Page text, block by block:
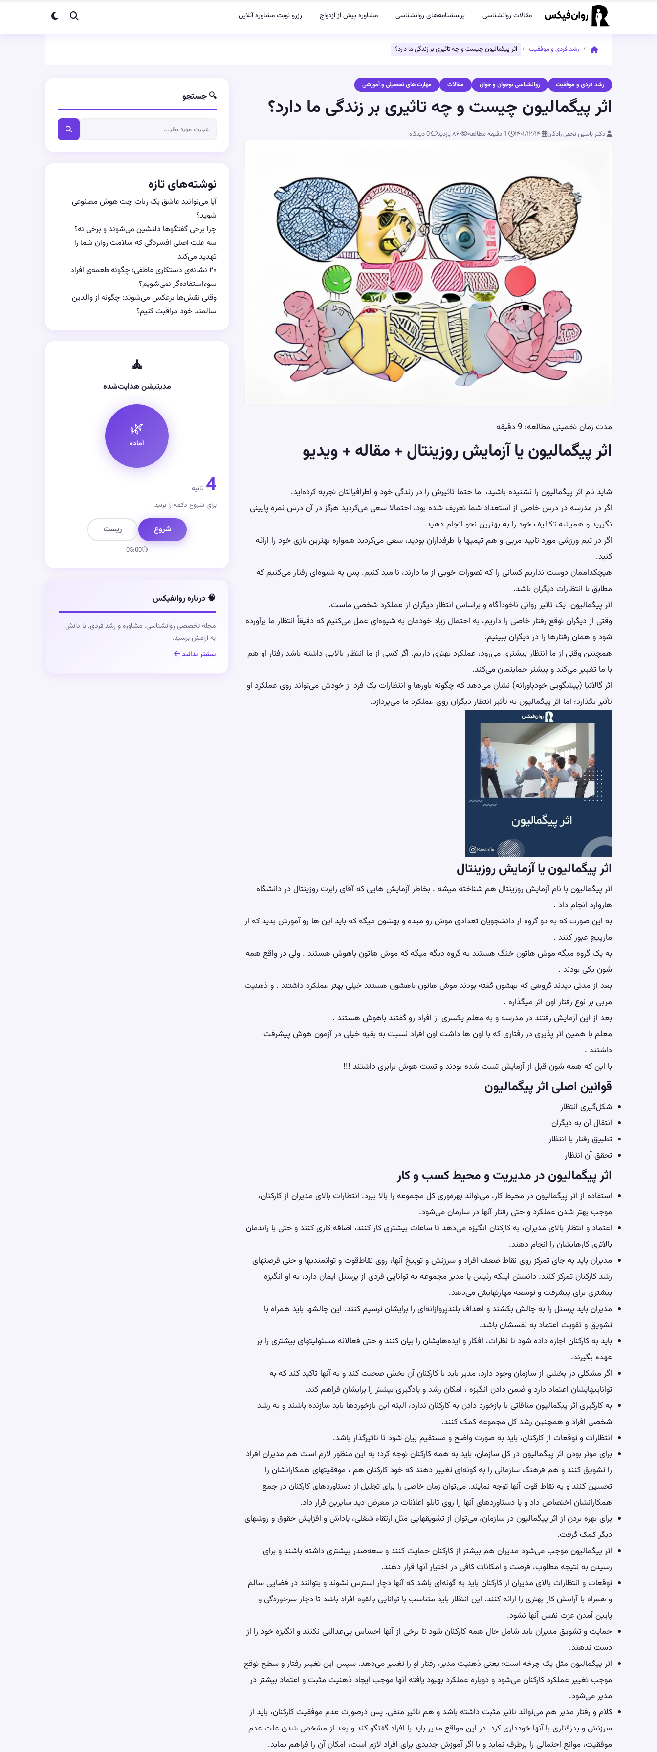
مقالات روانشناسی پرسشنامه‌های روانشناسی مشاوره پیش از ازدواج رزرو نوبت مشاوره آنلاین
› رشد فردی و موفقیت › اثر پیگمالیون چیست و چه تاثیری بر زندگی ما دارد؟
رشد فردی و موفقیت روانشناسی نوجوان و جوان مقالات مهارت های تحصیلی و آموزشی
اثر پیگمالیون چیست و چه تاثیری بر زندگی ما دارد؟
دکتر یاسین نجفی زادگان ۸۶بازدید
مدت زمان تخمینی مطالعه: 9دقیقه
اثر پیگمالیون یا آزمایش روزینتال + مقاله + ویدیو
شاید نام اثر پیگمالیون را نشنیده باشید، اما حتما تاثیرش را در زندگی خود و اطرافیانتان تجربه کرده‌اید.
اگر در مدرسه در درس خاصی از استعداد شما تعریف شده بود، احتمالا سعی می‌کردید هرگز در آن درس نمره پایینی
نگیرید و همیشه تکالیف خود را به بهترین نحو انجام دهید.
اگر در تیم ورزشی مورد تایید مربی و هم تیمیها یا طرفداران بودید، سعی می‌کردید همواره بهترین بازی خود را ارائه
کنید.
هیچکداممان دوست نداریم کسانی را که تصورات خوبی از ما دارند، ناامید کنیم. پس به شیوه‌ای رفتار می‌کنیم که
مطابق با انتظارات دیگران باشد.
اثر پیگمالیون، یک تاثیر روانی ناخودآگاه و براساس انتظار دیگران از عملکرد شخصی ماست.
وقتی از دیگران توقع رفتار خاصی را داریم، به احتمال زیاد خودمان به شیوه‌ای عمل می‌کنیم که دقیقاً انتظار ما برآورده
شود و همان رفتارها را در دیگران ببینیم.
همچنین وقتی از ما انتظار بیشتری می‌رود، عملکرد بهتری داریم. اگر کسی از ما انتظار بالایی داشته باشد رفتار او هم
با ما تغییر می‌کند و بیشتر حمایتمان می‌کند.
اثر گالاتیا (پیشگویی خودباورانه) نشان می‌دهد که چگونه باورها و انتظارات یک فرد از خودش می‌تواند روی عملکرد او
تأثیر بگذارد؛ اما اثر پیگمالیون به تأثیر انتظار دیگران روی عملکرد ما می‌پردازد.
اثر پیگمالیون یا آزمایش روزینتال
اثر پیگمالیون با نام آزمایش روزینتال هم شناخته میشه . بخاطر آزمایش هایی که آقای رابرت روزینتال در دانشگاه
هاروارد انجام داد .
به این صورت که به دو گروه از دانشجویان تعدادی موش رو میده و بهشون میگه که باید این ها رو آموزش بدید که از
مارپیچ عبور کنند .
به یک گروه میگه موش هاتون خنگ هستند به گروه دیگه میگه که موش هاتون باهوش هستند . ولی در واقع همه
شون یکی بودند .
بعد از مدتی دیدند گروهی که بهشون گفته بودند موش هاتون باهشون هستند خیلی بهتر عملکرد داشتند . و ذهنیت
مربی بر نوع رفتار اون اثر میگذاره .
بعد از این آزمایش رفتند در مدرسه و به معلم یکسری از افراد رو گفتند باهوش هستند .
معلم با همین اثر پذیری در رفتاری که با اون ها داشت اون افراد نسبت به بقیه خیلی در آزمون هوش پیشرفت
داشتند .
با این که همه شون قبل از آزمایش تست شده بودند و تست هوش برابری داشتند !!!
قوانین اصلی اثر پیگمالیون
شکل‌گیری انتظار
انتقال آن به دیگران
تطبیق رفتار با انتظار
تحقق آن انتظار
اثر پیگمالیون در مدیریت و محیط کسب و کار
استفاده از اثر پیگمالیون در محیط کار، می‌تواند بهره‌وری کل مجموعه را بالا ببرد. انتظارات بالای مدیران از کارکنان،
موجب بهتر شدن عملکرد و حتی رفتار آنها در سازمان می‌شود.
اعتماد و انتظار بالای مدیران، به کارکنان انگیزهمی‌دهد تا ساعات بیشتری کار کنند، اضافه کاری کنند و حتی با راندمان
بالاتری کارهایشان را انجام دهند.
مدیران باید به جای تمرکز روی نقاط ضعف افراد و سرزنش و توبیخ آنها، روی نقاط‌قوت و توانمندیها و حتی فرصتهای
رشد کارکنان تمرکز کنند. دانستن اینکه رئیس یا مدیر مجموعه به توانایی فردی از پرسنل ایمان دارد، به او انگیزه
بیشتری برای پیشرفت و توسعه مهارتهایش می‌دهد.
مدیران باید پرسنل را به چالش بکشند و اهداف بلندپروازانه‌ای را برایشان ترسیم کنند. این چالشها باید همراه با
تشویق و تقویت اعتماد به نفسشان باشد.
باید به کارکنان اجازه داده شود تا نظرات، افکار و ایده‌هایشان را بیان کنند و حتی فعالانه مسئولیتهای بیشتری را بر
عهده بگیرند.
اگر مشکلی در بخشی از سازمان وجود دارد، مدیر باید با کارکنان آن بخش صحبت کند و به آنها تاکید کند که به
تواناییهایشان اعتماد دارد و ضمن دادن انگیزه ، امکان رشد و یادگیری بیشتر را برایشان فراهم کند.
به کارگیری اثر پیگمالیون منافاتی با بازخورد دادن به کارکنان ندارد، البته این بازخوردها باید سازنده باشند و به رشد
شخصی افراد و همچنین رشد کل مجموعه کمک کنند.
انتظارات و توقعات از کارکنان، باید به صورت واضح و مستقیم بیان شود تا تاثیرگذار باشد.
برای موثر بودن اثر پیگمالیون در کل سازمان، باید به همه کارکنان توجه کرد؛ به این منظور لازم است هم مدیران افراد
را تشویق کنند و هم فرهنگ سازمانی را به گونه‌ای تغییر دهند که خود کارکنان هم ، موفقیتهای همکارانشان را
تحسین کنند و به نقاط قوت آنها توجه نمایند. می‌توان زمان خاصی را برای تجلیل از دستاوردهای کارکنان در جمع
همکارانشان اختصاص داد و یا دستاوردهای آنها را روی تابلو اعلانات در معرض دید سایرین قرار داد.
برای بهره بردن از اثر پیگمالیون در سازمان، می‌توان از تشویقهایی مثل ارتقاء شغلی، پاداش و افزایش حقوق و روشهای
دیگر کمک گرفت.
اثر پیگمالیون موجب می‌شود مدیران هم بیشتر از کارکنان حمایت کنند و سعه‌صدر بیشتری داشته باشند و برای
رسیدن به نتیجه مطلوب، فرصت و امکانات کافی در اختیار آنها قرار دهند.
توقعات و انتظارات بالای مدیران از کارکنان باید به گونه‌ای باشد که آنها دچار استرس نشوند و بتوانند در فضایی سالم
و همراه با آرامش کار بهتری را ارائه کنند. این انتظار باید متناسب با توانایی بالقوه افراد باشد تا دچار سرخوردگی و
پایین آمدن عزت نفس آنها نشود.
حمایت و تشویق مدیران باید شامل حال همه کارکنان شود تا برخی از آنها احساس بی‌عدالتی نکنند و انگیزه خود را از
دست ندهند.
اثر پیگمالیون مثل یک چرخه است؛ یعنی ذهنیت مدیر، رفتار او را تغییر می‌دهد. سپس این تغییر رفتار و سطح توقع
موجب تغییر عملکرد کارکنان می‌شود و دوباره عملکرد بهبود یافته آنها موجب ایجاد ذهنیت مثبت و اعتماد بیشتر در
مدیر می‌شود.
کلام و رفتار مدیر هم می‌تواند تاثیر مثبت داشته باشد و هم تاثیر منفی. پس درصورت عدم موفقیت کارکنان، باید از
سرزنش و بدرفتاری با آنها خودداری کرد. در این مواقع مدیر باید با افراد گفتگو کند و بعد از مشخص شدن علت عدم
موفقیت، موانع احتمالی را برطرف نماید و یا اگر آموزش جدیدی برای افراد لازم است، امکان آن را فراهم نماید.
🔍 جستجو
نوشته‌های تازه
آیا می‌توانید عاشق یک ربات چت هوش مصنوعی
شوید؟
چرا برخی گفتگوها دلنشین می‌شوند و برخی نه؟
سه علت اصلی افسردگی که سلامت روان شما را
تهدید می‌کند
۲۰ نشانه‌ی دستکاری عاطفی؛ چگونه طعمه‌ی افراد
سوءاستفاده‌گر نمی‌شویم؟
وقتی نقش‌ها برعکس می‌شوند: چگونه از والدین
سالمند خود مراقبت کنیم؟
🧘
مدیتیشن هدایت‌شده
🌿
آماده
4 ثانیه
برای شروع دکمه را بزنید
شروع ریست
⏱
05:00
🧠 درباره روانفیکس
مجله تخصصی روانشناسی، مشاوره و رشد فردی. با دانش
به آرامش برسید.
بیشتر بدانید